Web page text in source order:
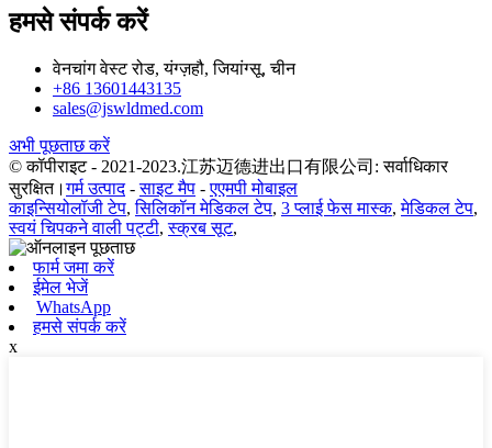
हमसे संपर्क करें
वेनचांग वेस्ट रोड, यंग्ज़हौ, जियांग्सू, चीन
+86 13601443135
sales@jswldmed.com
अभी पूछताछ करें
© कॉपीराइट - 2021-2023.江苏迈德进出口有限公司: सर्वाधिकार
सुरक्षित।गर्म उत्पाद-साइट मैप -एएमपी मोबाइल
काइन्सियोलॉजी टेप,सिलिकॉन मेडिकल टेप, 3 प्लाई फेस मास्क,मेडिकल टेप,
स्वयं चिपकने वाली पट्टी,स्क्रब सूट,
फार्म जमा करें
ईमेल भेजें
WhatsApp
हमसे संपर्क करें
x